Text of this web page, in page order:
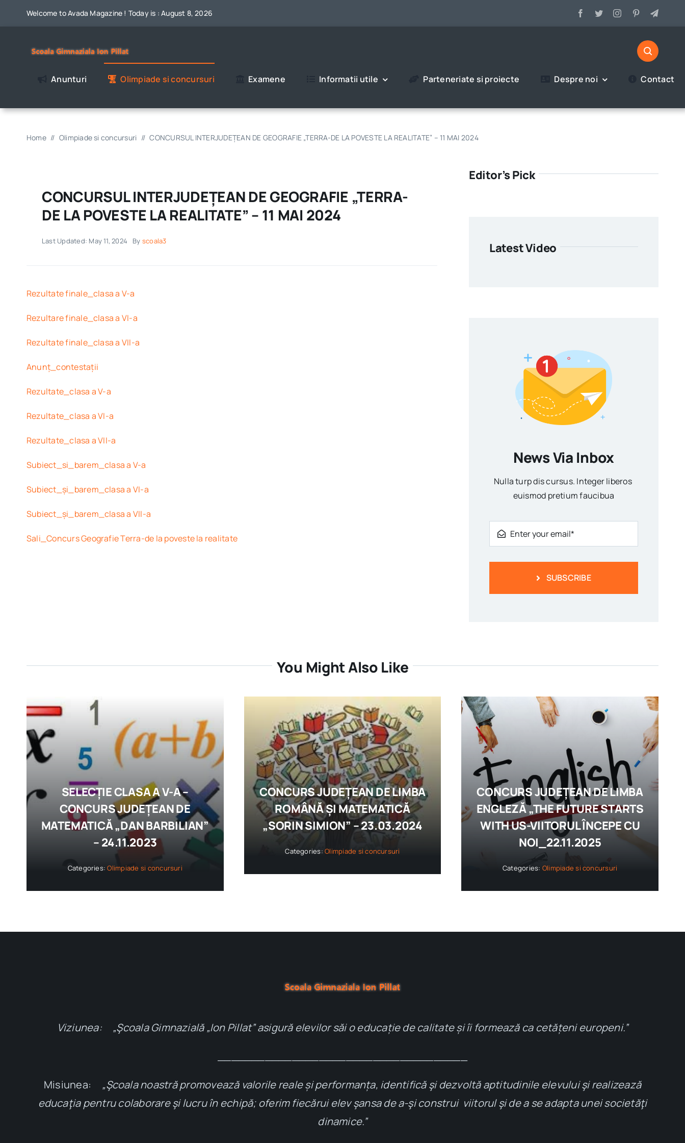
Welcome to Avada Magazine ! Today is : August 8, 2026
Anunturi Olimpiade si concursuri Examene Informatii utile Parteneriate si proiecte Despre noi Contact
Home // Olimpiade si concursuri // CONCURSUL INTERJUDEȚEAN DE GEOGRAFIE „TERRA-DE LA POVESTE LA REALITATE” – 11 MAI 2024
CONCURSUL INTERJUDEȚEAN DE GEOGRAFIE „TERRA-
DE LA POVESTE LA REALITATE” – 11 MAI 2024
Last Updated: May 11, 2024 By scoala3
Rezultate finale_clasa a V-a
Rezultare finale_clasa a VI-a
Rezultate finale_clasa a VII-a
Anunț_contestații
Rezultate_clasa a V-a
Rezultate_clasa a VI-a
Rezultate_clasa a VII-a
Subiect_si_barem_clasa a V-a
Subiect_și_barem_clasa a VI-a
Subiect_și_barem_clasa a VII-a
Sali_Concurs Geografie Terra-de la poveste la realitate
Editor’s Pick
Latest Video
News Via Inbox
Nulla turp dis cursus. Integer liberos
euismod pretium faucibua
SUBSCRIBE
You Might Also Like
SELECȚIE CLASA A V-A –
CONCURS JUDEȚEAN DE
MATEMATICĂ „DAN BARBILIAN”
– 24.11.2023
Categories:Olimpiade si concursuri
CONCURS JUDEȚEAN DE LIMBA
ROMÂNĂ ȘI MATEMATICĂ
„SORIN SIMION” – 23.03.2024
Categories:Olimpiade si concursuri
CONCURS JUDEȚEAN DE LIMBA
ENGLEZĂ „THE FUTURE STARTS
WITH US-VIITORUL ÎNCEPE CU
NOI_22.11.2025
Categories: Olimpiade si concursuri
Viziunea: „Şcoala Gimnazială „Ion Pillat” asigură elevilor săi o educație de calitate și îi formează ca cetățeni europeni.”
Misiunea: „Şcoala noastră promovează valorile reale și performanța, identifică şi dezvoltă aptitudinile elevului şi realizează
educaţia pentru colaborare şi lucru în echipă; oferim fiecărui elev şansa de a-şi construi viitorul şi de a se adapta unei societăţi
dinamice.”